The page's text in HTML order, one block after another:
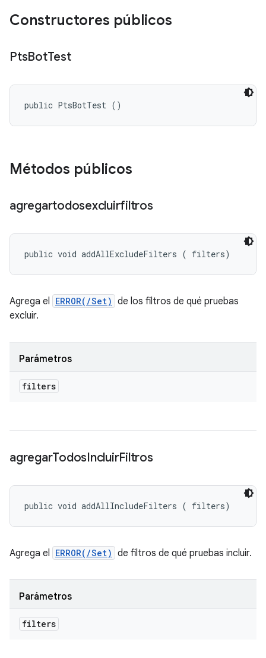
Constructores públicos
PtsBotTest
public PtsBotTest ()
Métodos públicos
agregartodosexcluirfiltros
public void addAllExcludeFilters ( filters)
Agrega el ERROR(/Set) de los filtros de qué pruebas
excluir.
Parámetros
filters
agregarTodosIncluirFiltros
public void addAllIncludeFilters ( filters)
Agrega el ERROR(/Set) de filtros de qué pruebas incluir.
Parámetros
filters